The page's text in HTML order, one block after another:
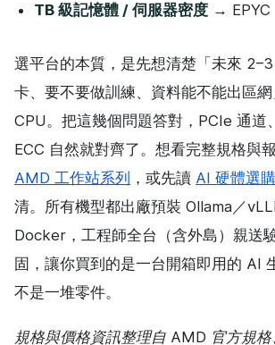
TB 級記憶體 / 伺服器密度→ EPYC
選平台的本質，是先想清楚「未來
卡、要不要做訓練、資料能不能出區
CPU。把這幾個問題答對，PCIe 通道
ECC 自然就對齊了。想看完整規格與
AMD 工作站系列 ，或先讀 AI 硬體選
清。所有機型都出廠預裝 Ollama／
Docker，工程師全台（含外島）親送
固，讓你買到的是一台開箱即用的 AI
不是一堆零件。
規格與價格資訊整理自 AMD 官方規格